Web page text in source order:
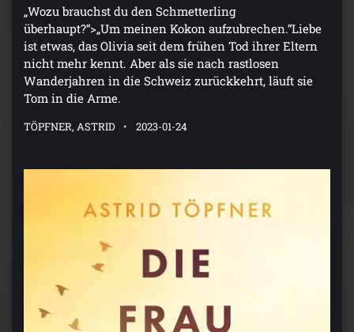
„Wozu brauchst du den Schmetterling
überhaupt?“>„Um meinen Kokon aufzubrechen.“Liebe
ist etwas, das Olivia seit dem frühen Tod ihrer Eltern
nicht mehr kennt. Aber als sie nach rastlosen
Wanderjahren in die Schweiz zurückkehrt, läuft sie
Tom in die Arme.
TÖPFNER, ASTRID 2023-01-24